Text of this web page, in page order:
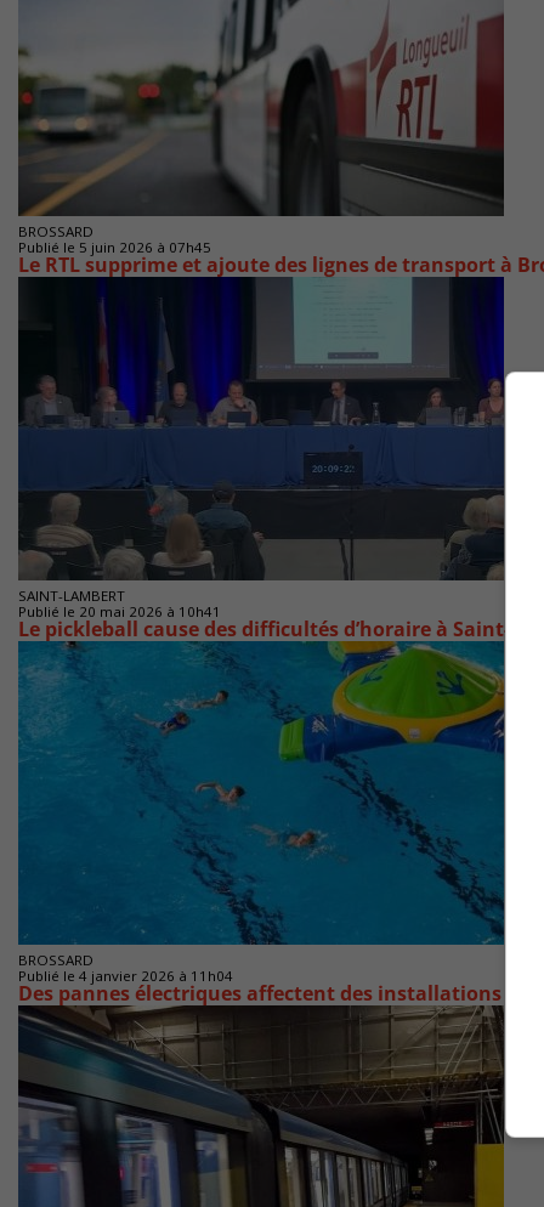
BROSSARD
Publié le 5 juin 2026 à 07h45
Le RTL supprime et ajoute des lignes de transport à
SAINT-LAMBERT
Publié le 20 mai 2026 à 10h41
Le pickleball cause des difficultés d’horaire à Saint-
BROSSARD
Publié le 4 janvier 2026 à 11h04
Des pannes électriques affectent des installations de